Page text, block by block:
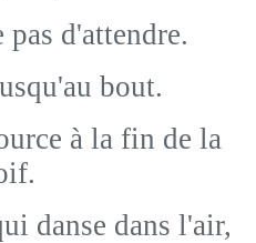
pas d'attendre.
bout.
à la fin de la
danse dans l'air,